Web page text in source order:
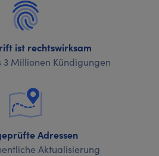
ist rechtswirksam
3 Millionen Kündigungen
Adressen
Aktualisierung